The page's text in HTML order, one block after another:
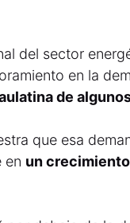
del sector
en la
de
que esa
en un